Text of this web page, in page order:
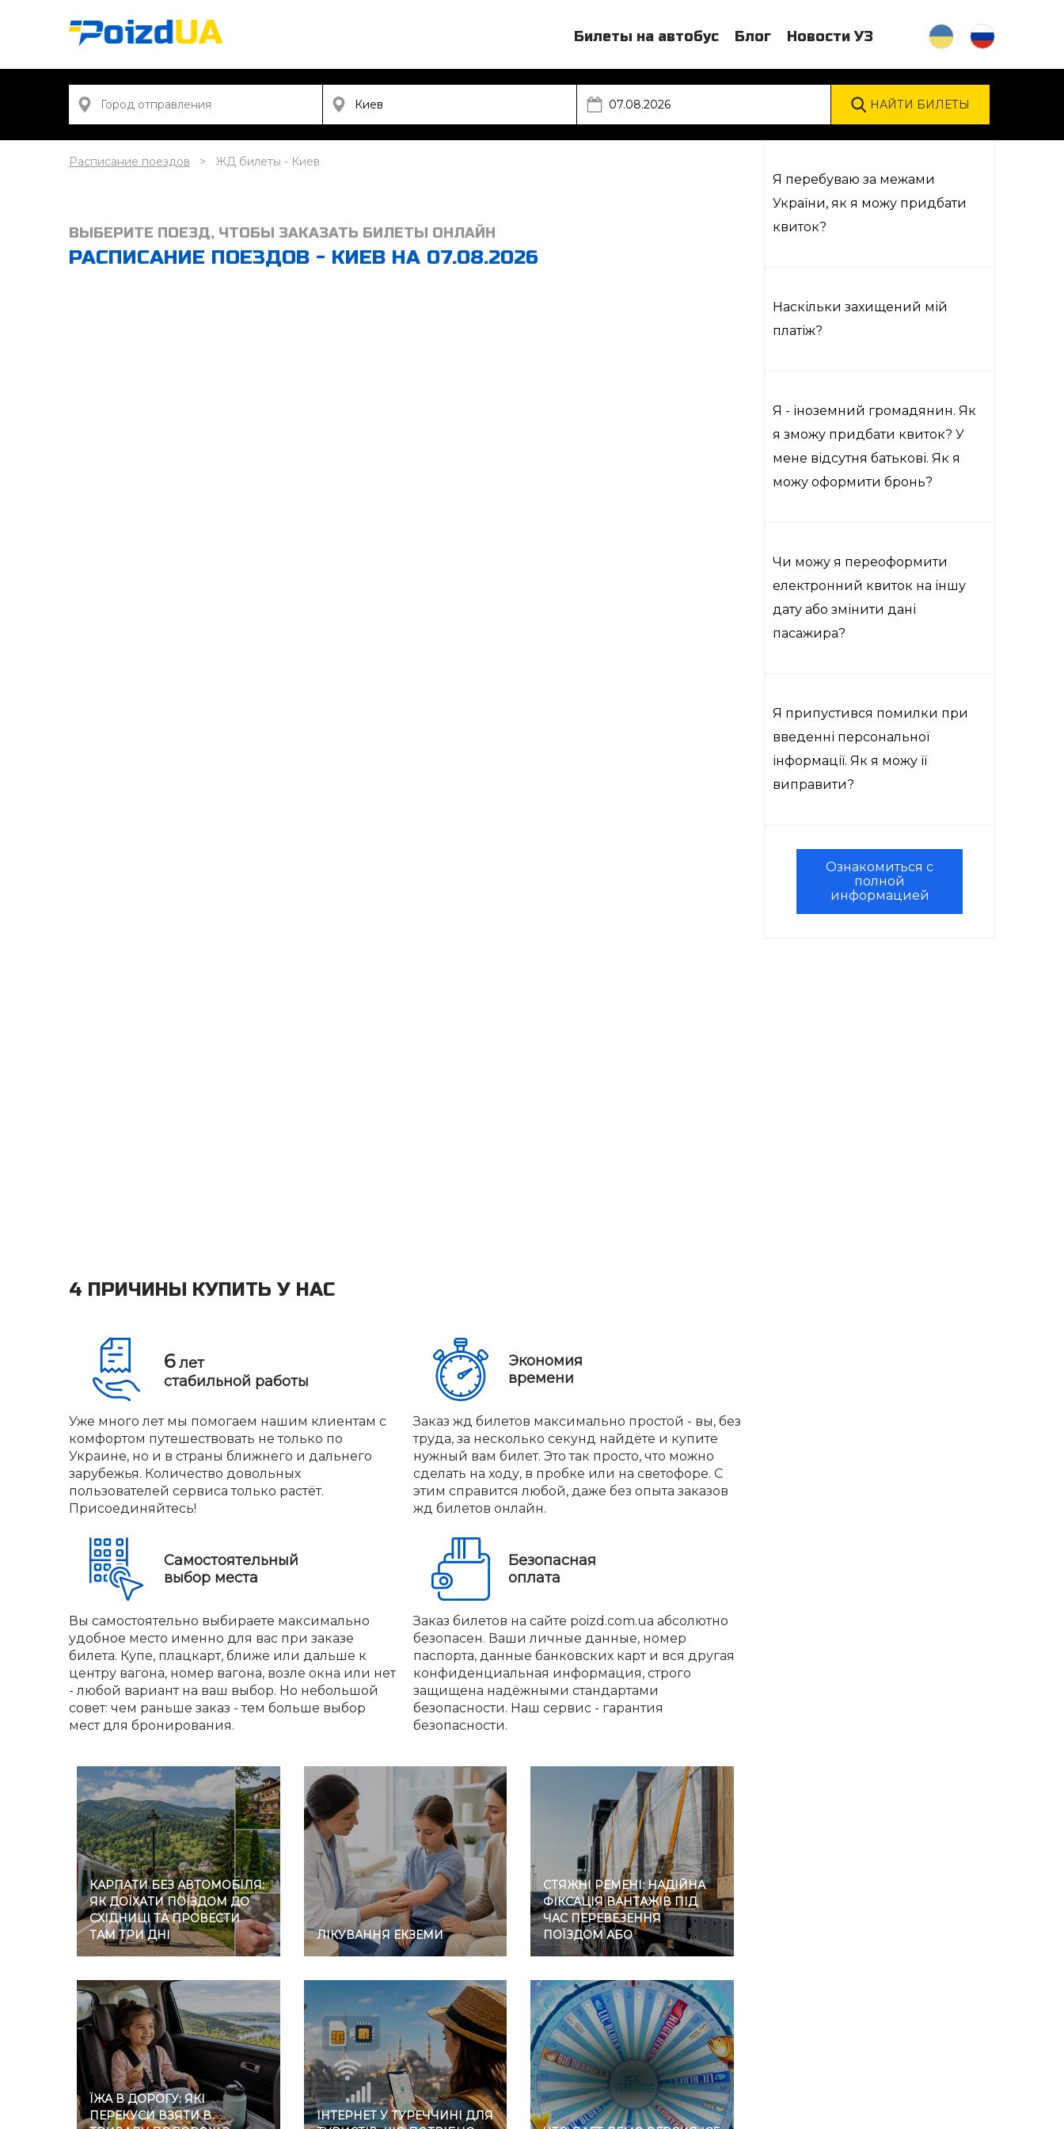
Билеты на автобус Блог Новости УЗ
Расписание поездов ЖД билеты - Киев
ВЫБЕРИТЕ ПОЕЗД, ЧТОБЫ ЗАКАЗАТЬ БИЛЕТЫ ОНЛАЙН
РАСПИСАНИЕ ПОЕЗДОВ - КИЕВ НА 07.08.2026
4 ПРИЧИНЫ КУПИТЬ У НАС
6лет
стабильной работы
Уже много лет мы помогаем нашим клиентам с
комфортом путешествовать не только по
Украине, но и в страны ближнего и дальнего
зарубежья. Количество довольных
пользователей сервиса только растёт.
Присоединяйтесь!
Экономия
времени
Заказ жд билетов максимально простой - вы, без
труда, за несколько секунд найдёте и купите
нужный вам билет. Это так просто, что можно
сделать на ходу, в пробке или на светофоре. С
этим справится любой, даже без опыта заказов
жд билетов онлайн.
Самостоятельный
выбор места
Вы самостоятельно выбираете максимально
удобное место именно для вас при заказе
билета. Купе, плацкарт, ближе или дальше к
центру вагона, номер вагона, возле окна или нет
- любой вариант на ваш выбор. Но небольшой
совет: чем раньше заказ - тем больше выбор
мест для бронирования.
Безопасная
оплата
Заказ билетов на сайте poizd.com.ua абсолютно
безопасен. Ваши личные данные, номер
паспорта, данные банковских карт и вся другая
конфиденциальная информация, строго
защищена надёжными стандартами
безопасности. Наш сервис - гарантия
безопасности.
КАРПАТИ БЕЗ АВТОМОБІЛЯ:
ЯК ДОЇХАТИ ПОЇЗДОМ ДО
СХІДНИЦІ ТА ПРОВЕСТИ
ТАМ ТРИ ДНІ
ЛІКУВАННЯ ЕКЗЕМИ
СТЯЖНІ РЕМЕНІ: НАДІЙНА
ФІКСАЦІЯ ВАНТАЖІВ ПІД
ЧАС ПЕРЕВЕЗЕННЯ
ПОЇЗДОМ АБО
АВТОМОБІЛЕМ
ЇЖА В ДОРОГУ: ЯКІ
ПЕРЕКУСИ ВЗЯТИ В
ІНТЕРНЕТ У ТУРЕЧЧИНІ ДЛЯ
Я перебуваю за межами
України, як я можу придбати
квиток?
Наскільки захищений мій
платіж?
Я - іноземний громадянин. Як
я зможу придбати квиток? У
мене відсутня батькові. Як я
можу оформити бронь?
Чи можу я переоформити
електронний квиток на іншу
дату або змінити дані
пасажира?
Я припустився помилки при
введенні персональної
інформації. Як я можу її
виправити?
Ознакомиться с
полной
информацией